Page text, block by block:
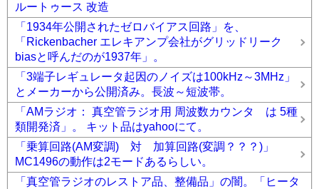
ルートゥース 改造
「1934年公開されたゼロバイアス回路」を、
「Rickenbacher エレキアンプ会社がグリッドリーク
biasと呼んだのが1937年」。
「3端子レギュレータ起因のノイズは100kHz～3MHz」
とメーカーから公開済み。長波～短波帯。
「AMラジオ： 真空管ラジオ用 周波数カウンタ は 5種
類開発済」。 キット品はyahooにて。
「乗算回路(AM変調) 対 加算回路(変調？？？)」
MC1496の動作は2モードあるらしい。
「真空管ラジオのレストア品、整備品」の闇。「ヒータ